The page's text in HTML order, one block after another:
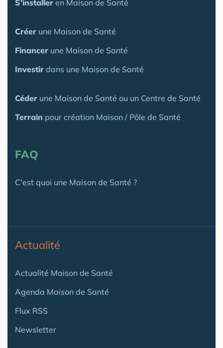
S'installer en Maison de Santé
Créer une Maison de Santé
Financer une Maison de Santé
Investir dans une Maison de Santé
Céder une Maison de Santé ou un Centre de Santé
Terrain pour création Maison / Pôle de Santé
FAQ
C'est quoi une Maison de Santé ?
Actualité
Actualité Maison de Santé
Agenda Maison de Santé
Flux RSS
Newsletter